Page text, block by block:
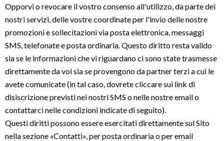
Opporvi o revocare il vostro consenso all'utilizzo, da parte dei
nostri servizi, delle vostre coordinate per l'invio delle nostre
promozioni e sollecitazioni via posta elettronica, messaggi
SMS, telefonate e posta ordinaria. Questo diritto resta valido
sia se le informazioni che vi riguardano ci sono state trasmesse
direttamente da voi sia se provengono da partner terzi a cui le
avete comunicate (in tal caso, dovrete cliccare sui link di
disiscrizione previsti nei nostri SMS o nelle nostre email o
contattarci nelle condizioni indicate di seguito).
Questi diritti possono essere esercitati direttamente sul Sito
nella sezione «Contatti», per posta ordinaria o per email